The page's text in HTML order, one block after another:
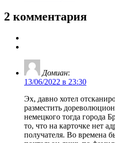
2 комментария
Домиан:
13/06/2022 в 23:30
Эх, давно хотел
разместить
немецкого тогда города
то, что на карточке нет
получателя. Во времена